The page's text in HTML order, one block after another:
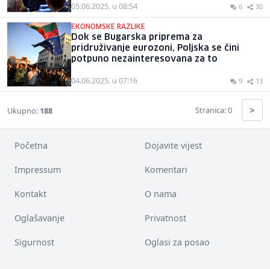
05.06.2025. u 08:54 6 30
EKONOMSKE RAZLIKE
Dok se Bugarska priprema za
pridruživanje eurozoni, Poljska se čini
potpuno nezainteresovana za to
04.06.2025. u 07:16 9 13
Ukupno: 188 Stranica: 0 >
Početna Dojavite vijest
Impressum Komentari
Kontakt O nama
Oglašavanje Privatnost
Sigurnost Oglasi za posao